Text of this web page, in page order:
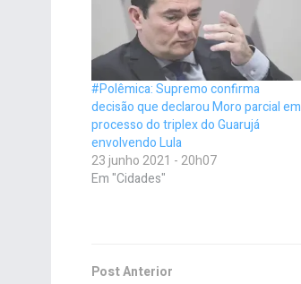
#Polêmica: Supremo confirma
decisão que declarou Moro parcial em
processo do triplex do Guarujá
envolvendo Lula
23 junho 2021 - 20h07
Em "Cidades"
Post Anterior